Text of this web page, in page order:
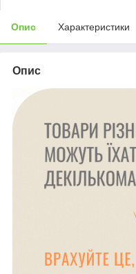
Опис Характеристики
Опис